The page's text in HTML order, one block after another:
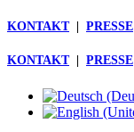
KONTAKT| PRESSE
KONTAKT| PRESSE